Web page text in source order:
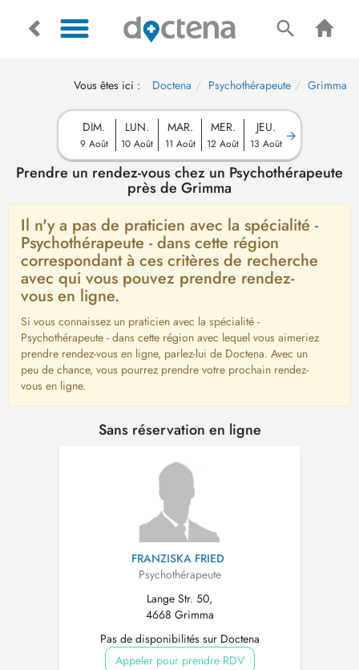
Vous êtes ici : Doctena Psychothérapeute Grimma
DIM.
9 Août
LUN.
10 Août
MAR.
11 Août
MER.
12 Août
JEU.
13 Août
Prendre un rendez-vous chez un Psychothérapeute
près de Grimma
Il n'y a pas de praticien avec la spécialité -
Psychothérapeute - dans cette région
correspondant à ces critères de recherche
avec qui vous pouvez prendre rendez-
vous en ligne.
Si vous connaissez un praticien avec la spécialité -
Psychothérapeute - dans cette région avec lequel vous aimeriez
prendre rendez-vous en ligne, parlez-lui de Doctena. Avec un
peu de chance, vous pourrez prendre votre prochain rendez-
vous en ligne.
Sans réservation en ligne
FRANZISKA FRIED
Psychothérapeute
Lange Str. 50,
4668 Grimma
Pas de disponibilités sur Doctena
Appeler pour prendre RDV